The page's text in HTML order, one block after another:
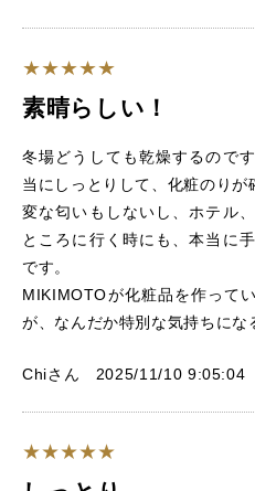
素晴らしい！
冬場どうしても乾燥するので
当にしっとりして、化粧のりが
変な匂いもしないし、ホテル
ところに行く時にも、本当に
です。
MIKIMOTOが化粧品を作って
が、なんだか特別な気持ちにな
Chiさん 2025/11/10 9:05:04